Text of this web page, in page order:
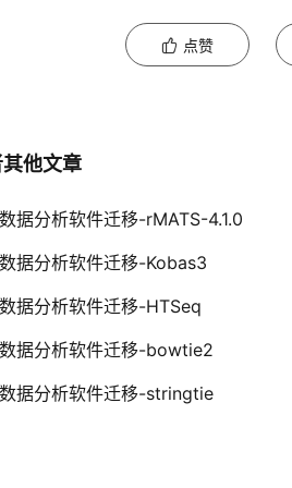
点赞
他文章
据分析软件迁移-rMATS-4.1.0
据分析软件迁移-Kobas3
据分析软件迁移-HTSeq
据分析软件迁移-bowtie2
据分析软件迁移-stringtie